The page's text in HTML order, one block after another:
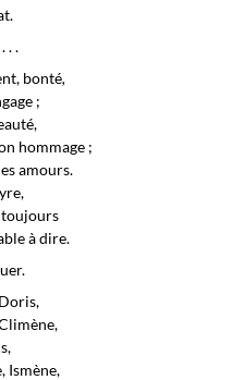
. .
bonté,
;
hommage ;
amours.
toujours
à dire.
Ismène,